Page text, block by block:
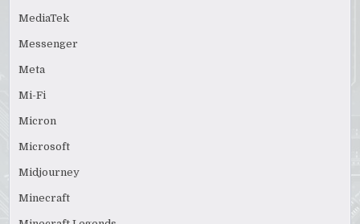
MediaTek
Messenger
Meta
Mi-Fi
Micron
Microsoft
Midjourney
Minecraft